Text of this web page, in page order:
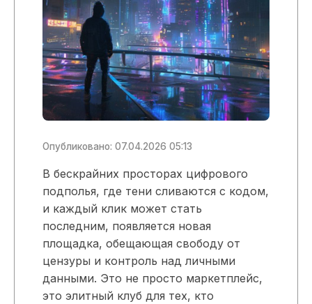
Опубликовано: 07.04.2026 05:13
В бескрайних просторах цифрового
подполья, где тени сливаются с кодом,
и каждый клик может стать
последним, появляется новая
площадка, обещающая свободу от
цензуры и контроль над личными
данными. Это не просто маркетплейс,
это элитный клуб для тех, кто